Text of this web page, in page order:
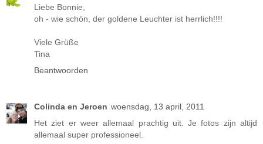
Liebe Bonnie,
oh - wie schön, der goldene Leuchter ist herrlich!!!!
Viele Grüße
Tina
Beantwoorden
Colinda en Jeroen woensdag, 13 april, 2011
Het ziet er weer allemaal prachtig uit. Je fotos zijn altijd
allemaal super professioneel.